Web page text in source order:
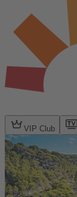
VIP Club